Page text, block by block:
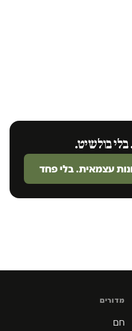
בלי בולשיט.
עצמאית. בלי פחד
מדורים
חם